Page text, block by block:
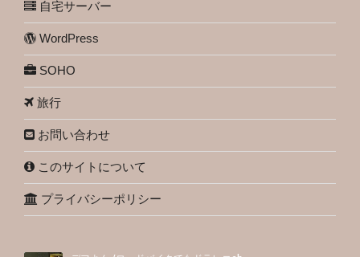
自宅サーバー
WordPress
SOHO
旅行
お問い合わせ
このサイトについて
プライバシーポリシー